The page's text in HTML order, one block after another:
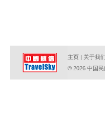
主页 | 关于我们
© 2026 中国民